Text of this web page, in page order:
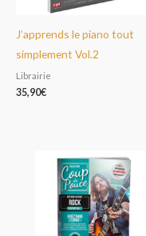
J’apprends le piano tout
simplement Vol.2
Librairie
35,90€